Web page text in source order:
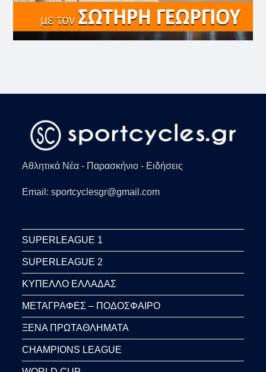
Αθλητικά Νέα - Παρασκήνιο - Ειδήσεις
Email: sportcyclesgr@gmail.com
SUPERLEAGUE 1
SUPERLEAGUE 2
ΚΥΠΕΛΛΟ ΕΛΛΑΔΑΣ
ΜΕΤΑΓΡΑΦΕΣ – ΠΟΔΟΣΦΑΙΡΟ
ΞΕΝΑ ΠΡΩΤΑΘΛΗΜΑΤΑ
CHAMPIONS LEAGUE